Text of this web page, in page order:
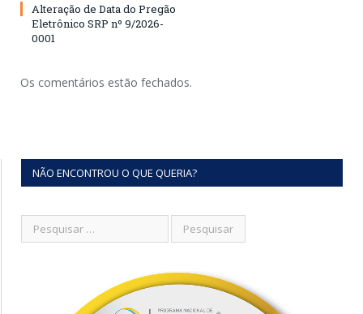
Alteração de Data do Pregão
Eletrônico SRP nº 9/2026-
0001
Os comentários estão fechados.
NÃO ENCONTROU O QUE QUERIA?